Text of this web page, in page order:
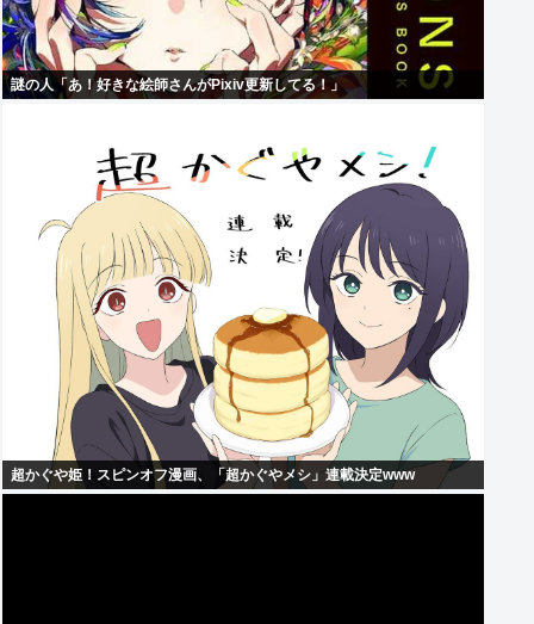
謎の人「あ！好きな絵師さんがPixiv更新してる！」
超かぐや姫！スピンオフ漫画、「超かぐやメシ」連載決定www